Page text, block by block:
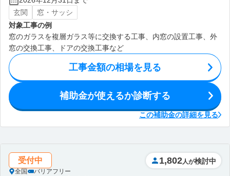
玄関
窓・サッシ
対象工事の例
窓のガラスを複層ガラス等に交換する工事、内窓の設置工事、外
窓の交換工事、ドアの交換工事など
工事金額の相場を見る
補助金が使えるか診断する
この補助金の詳細を見る
受付中
全国 バリアフリー
1,802 人が検討中